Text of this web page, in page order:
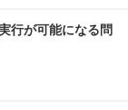
行が可能になる問